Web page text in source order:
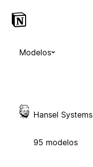
Modelos
Hansel Systems
95 modelos